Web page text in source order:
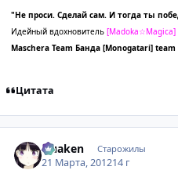
"Не проси. Сделай сам. И тогда ты
Идейный вдохновитель [Madoka☆Magica]
Maschera Team Банда [Monogatari] team
Цитата
Quaken Старожилы
21 Марта, 201214 г